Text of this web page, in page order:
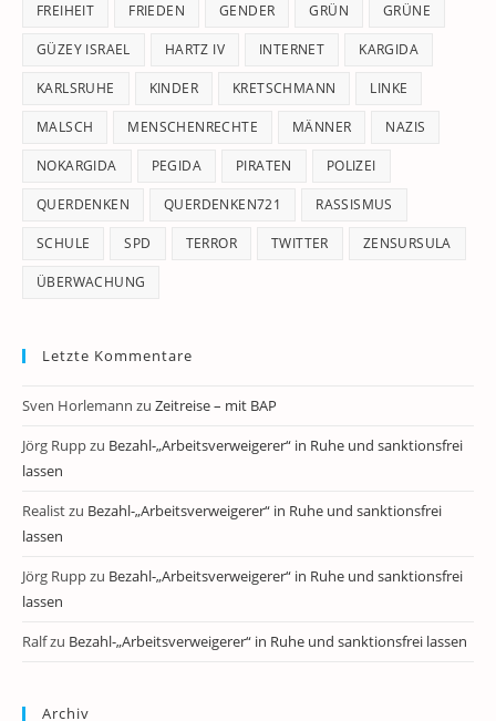
FREIHEIT FRIEDEN GENDER GRÜN GRÜNE
GÜZEY ISRAEL HARTZ IV INTERNET KARGIDA
KARLSRUHE KINDER KRETSCHMANN LINKE
MALSCH MENSCHENRECHTE MÄNNER NAZIS
NOKARGIDA PEGIDA PIRATEN POLIZEI
QUERDENKEN QUERDENKEN721 RASSISMUS
SCHULE SPD TERROR TWITTER ZENSURSULA
ÜBERWACHUNG
Letzte Kommentare
Sven Horlemann zu Zeitreise – mit BAP
Jörg Ruppzu Bezahl-„Arbeitsverweigerer“ in Ruhe und sanktionsfrei
lassen
Realistzu Bezahl-„Arbeitsverweigerer“ in Ruhe und sanktionsfrei
lassen
Jörg Ruppzu Bezahl-„Arbeitsverweigerer“ in Ruhe und sanktionsfrei
lassen
Ralfzu Bezahl-„Arbeitsverweigerer“ in Ruhe und sanktionsfrei lassen
Archiv